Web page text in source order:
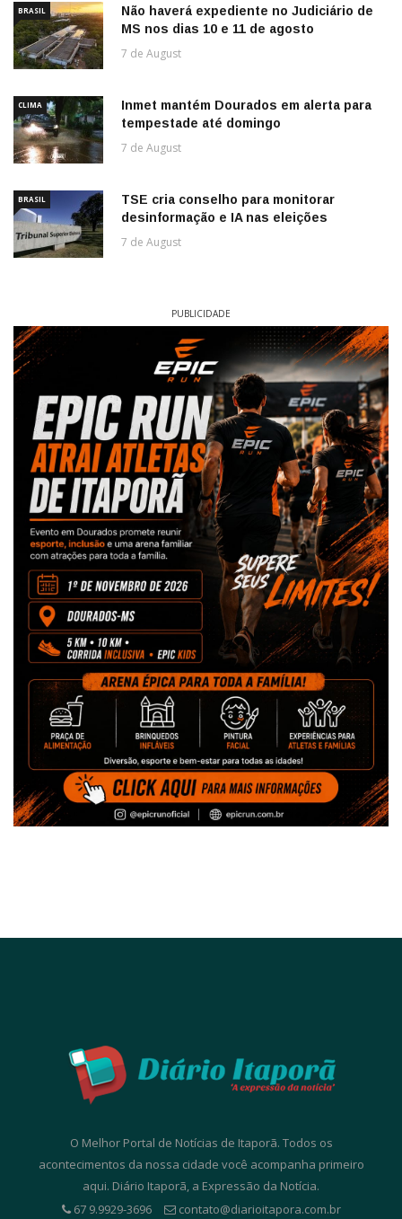
BRASIL
Não haverá expediente no Judiciário de
MS nos dias 10 e 11 de agosto
7 de August
CLIMA
Inmet mantém Dourados em alerta para
tempestade até domingo
7 de August
BRASIL
TSE cria conselho para monitorar
desinformação e IA nas eleições
7 de August
PUBLICIDADE
O Melhor Portal de Notícias de Itaporã. Todos os
acontecimentos da nossa cidade você acompanha primeiro
aqui. Diário Itaporã, a Expressão da Notícia.
67 9.9929-3696
contato@diarioitapora.com.br